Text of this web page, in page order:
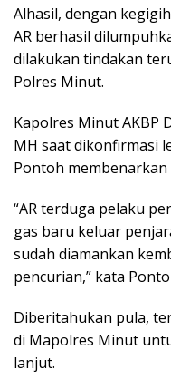
Alhasil, dengan
AR berhasil
dilakukan tindakan
Polres Minut.
Kapolres Minut AKBP
MH saat dikonfirmasi
Pontoh
“AR terduga pelaku
gas baru keluar
sudah diamankan
pencurian,” kata
Diberitahukan pula,
di Mapolres Minut
lanjut.